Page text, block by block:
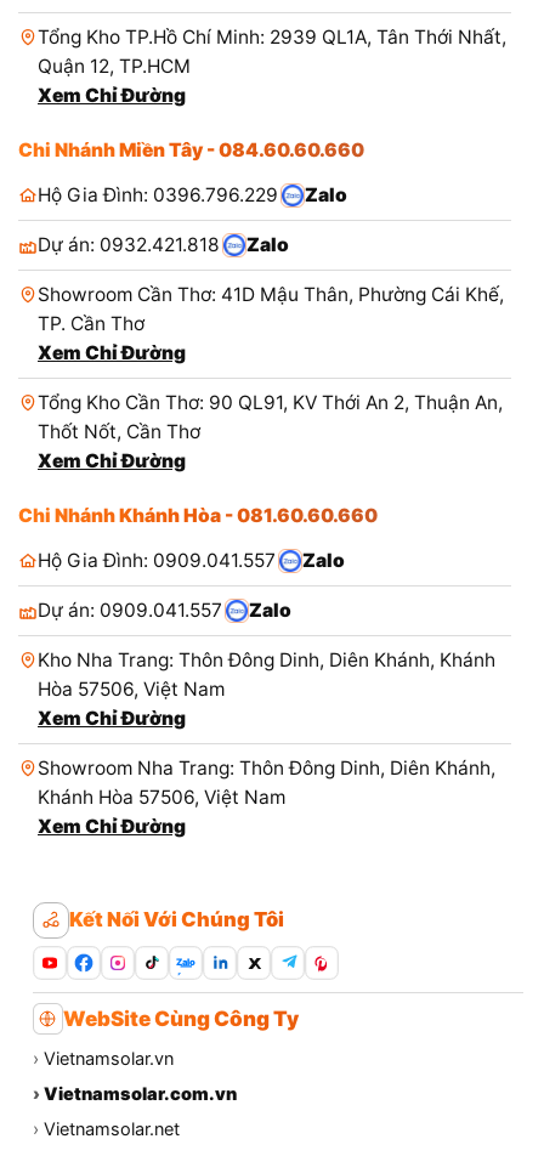
Tổng Kho TP.Hồ Chí Minh: 2939 QL1A, Tân Thới Nhất,
Quận 12, TP.HCM
Xem Chỉ Đường
Chi Nhánh Miền Tây - 084.60.60.660
Hộ Gia Đình: 0396.796.229
Zalo
Dự án: 0932.421.818 Zalo
Showroom Cần Thơ: 41D Mậu Thân, Phường Cái Khế,
TP. Cần Thơ
Xem Chỉ Đường
Tổng Kho Cần Thơ: 90 QL91, KV Thới An 2, Thuận An,
Thốt Nốt, Cần Thơ
Xem Chỉ Đường
Chi Nhánh Khánh Hòa - 081.60.60.660
Hộ Gia Đình: 0909.041.557
Zalo
Dự án: 0909.041.557 Zalo
Kho Nha Trang: Thôn Đông Dinh, Diên Khánh, Khánh
Hòa 57506, Việt Nam
Xem Chỉ Đường
Showroom Nha Trang: Thôn Đông Dinh, Diên Khánh,
Khánh Hòa 57506, Việt Nam
Xem Chỉ Đường
Kết Nối Với Chúng Tôi
Zalo
WebSite Cùng Công Ty
› Vietnamsolar.vn
› Vietnamsolar.com.vn
› Vietnamsolar.net